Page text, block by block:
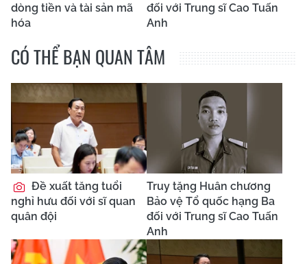
dòng tiền và tài sản mã
hóa
đối với Trung sĩ Cao Tuấn
Anh
CÓ THỂ BẠN QUAN TÂM
Đề xuất tăng tuổi
nghỉ hưu đối với sĩ quan
quân đội
Truy tặng Huân chương
Bảo vệ Tổ quốc hạng Ba
đối với Trung sĩ Cao Tuấn
Anh